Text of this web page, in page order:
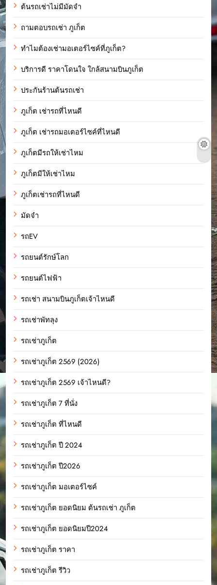
ต้นรถเช่าไม่มีมัดจำ
ถามตอบรถเช่า ภูเก็ต
ทำไมต้องเช่ามอเตอร์ไซค์ที่ภูเก็ต?
บริการดี ราคาโดนใจ ใกล้สนามบินภูเก็ต
ประกันร้านต้นรถเช่า
ภูเก็ต เช่ารถที่ไหนดี
ภูเก็ต เช่ารถมอเตอร์ไซค์ที่ไหนดี
ภูเก็ตมีรถให้เช่าไหม
ภูเก็ตมีให้เช่าไหม
ภูเก็ตเช่ารถที่ไหนดี
มัดจำ
รถEV
รถยนต์รักษ์โลก
รถยนต์ไฟฟ้า
รถเช่า สนามบินภูเก็ตเจ้าไหนดี
รถเช่าพัทลุง
รถเช่าภูเก็ต
รถเช่าภูเก็ต 2569 (2026)
รถเช่าภูเก็ต 2569 เจ้าไหนดี?
รถเช่าภูเก็ต 7 ที่นั่ง
รถเช่าภูเก็ต ที่ไหนดี
รถเช่าภูเก็ต ปี 2024
รถเช่าภูเก็ต ปี2026
รถเช่าภูเก็ต มอเตอร์ไซค์
รถเช่าภูเก็ต ยอดนิยม ต้นรถเช่า ภูเก็ต
รถเช่าภูเก็ต ยอดนิยมปี2024
รถเช่าภูเก็ต ราคา
รถเช่าภูเก็ต รีวิว